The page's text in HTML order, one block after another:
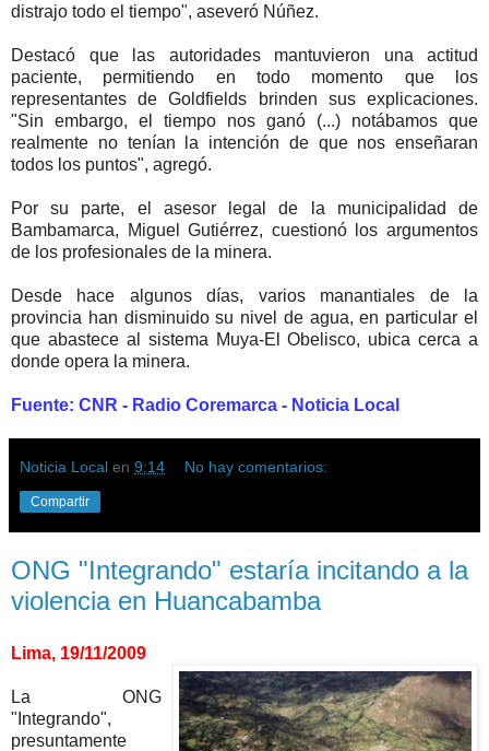
distrajo todo el tiempo", aseveró Núñez.
Destacó que las autoridades mantuvieron una actitud
paciente, permitiendo en todo momento que los
representantes de Goldfields brinden sus explicaciones.
"Sin embargo, el tiempo nos ganó (...) notábamos que
realmente no tenían la intención de que nos enseñaran
todos los puntos", agregó.
Por su parte, el asesor legal de la municipalidad de
Bambamarca, Miguel Gutiérrez, cuestionó los argumentos
de los profesionales de la minera.
Desde hace algunos días, varios manantiales de la
provincia han disminuido su nivel de agua, en particular el
que abastece al sistema Muya-El Obelisco, ubica cerca a
donde opera la minera.
Fuente: CNR - Radio Coremarca - Noticia Local
Noticia Local en 9:14 No hay comentarios:
Compartir
ONG "Integrando" estaría incitando a la
violencia en Huancabamba
Lima, 19/11/2009
La ONG
"Integrando",
presuntamente